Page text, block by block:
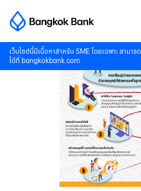
เว็บไซต์นี้มีเนื้อหาสำหรับ SME โดยเฉพาะ สามาร
ได้ที่ bangkokbank.com